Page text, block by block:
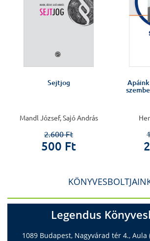
Sejtjog
Mandl József, Sajó András
2.600 Ft
500 Ft
Legendus
1089 Budapest, Nagyvárad tér 4., Aula